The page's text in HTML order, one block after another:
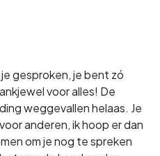
gesproken, je bent zó
voor alles! De
weggevallen helaas. Je
anderen, ik hoop er dan
om je nog te spreken